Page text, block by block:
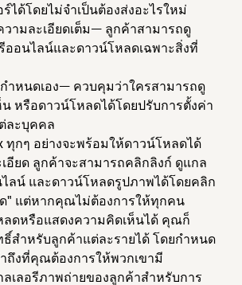
ร์ได้โดยไม่จำเป็นต้องส่งอะไรใหม่
ามละเอียดเต็ม— ลูกค้าสามารถดู
ออนไลน์และดาวน์โหลดเฉพาะสิ่งที่
ำหนดเอง— ควบคุมว่าใครสามารถดู
หรือดาวน์โหลดได้โดยปรับการตั้งค่า
ละบุคคล
ทุกๆ อย่างจะพร้อมให้ดาวน์โหลดได้
อียด ลูกค้าจะสามารถคลิกลิงก์ ดูแกล
ลน์ และดาวน์โหลดรูปภาพได้โดยคลิก
" แต่หากคุณไม่ต้องการให้ทุกคน
ลดหรือแสดงความคิดเห็นได้ คุณก็
สำหรับลูกค้าแต่ละรายได้ โดยกำหนด
ถึงที่คุณต้องการให้พวกเขามี
ลเลอรีภาพถ่ายของลูกค้าสำหรับการ